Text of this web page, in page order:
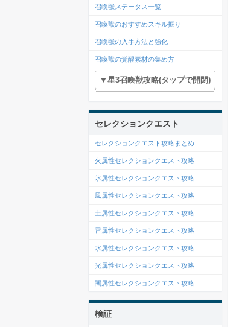
召喚獣ステータス一覧
召喚獣のおすすめスキル振り
召喚獣の入手方法と強化
召喚獣の覚醒素材の集め方
▼星3召喚獣攻略(タップで開閉)
セレクションクエスト
セレクションクエスト攻略まとめ
火属性セレクションクエスト攻略
氷属性セレクションクエスト攻略
風属性セレクションクエスト攻略
土属性セレクションクエスト攻略
雷属性セレクションクエスト攻略
水属性セレクションクエスト攻略
光属性セレクションクエスト攻略
闇属性セレクションクエスト攻略
検証